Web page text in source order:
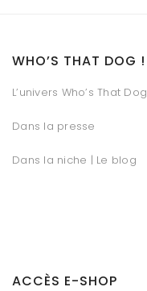
WHO’S THAT DOG !
L’univers Who’s That Dog
Dans la presse
Dans la niche | Le blog
ACCÈS E-SHOP